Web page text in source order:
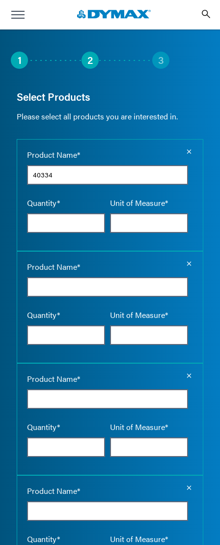
1 2 3
Select Products
Please select all products you are interested in.
Product Name*
Quantity* Unit of Measure*
Product Name*
Quantity* Unit of Measure*
Product Name*
Quantity* Unit of Measure*
Product Name*
Quantity* Unit of Measure*